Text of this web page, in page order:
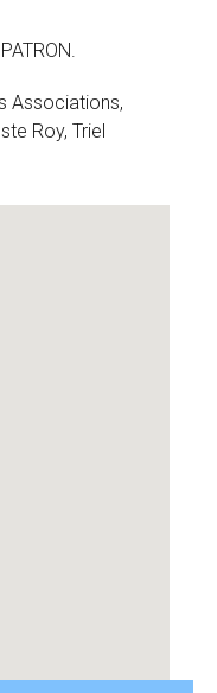
Associations,
Roy, Triel